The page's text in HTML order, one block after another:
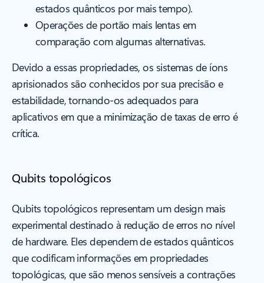
estados quânticos por mais tempo).
Operações de portão mais lentas em
comparação com algumas alternativas.
Devido a essas propriedades, os sistemas de íons
aprisionados são conhecidos por sua precisão e
estabilidade, tornando-os adequados para
aplicativos em que a minimização de taxas de erro é
crítica.
Qubits topológicos
Qubits topológicos representam um design mais
experimental destinado à redução de erros no nível
de hardware. Eles dependem de estados quânticos
que codificam informações em propriedades
topológicas, que são menos sensíveis a contrações